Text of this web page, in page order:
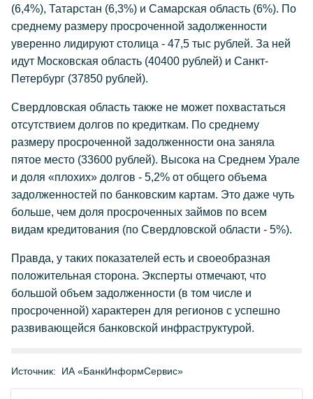
(6,4%), Татарстан (6,3%) и Самарская область (6%). По
среднему размеру просроченной задолженности
уверенно лидируют столица - 47,5 тыс рублей. За ней
идут Московская область (40400 рублей) и Санкт-
Петербург (37850 рублей).
Свердловская область также не может похвастаться
отсутствием долгов по кредиткам. По среднему
размеру просроченной задолженности она заняла
пятое место (33600 рублей). Высока на Среднем Урале
и доля «плохих» долгов - 5,2% от общего объема
задолженностей по банковским картам. Это даже чуть
больше, чем доля просроченных займов по всем
видам кредитования (по Свердловской области - 5%).
Правда, у таких показателей есть и своеобразная
положительная сторона. Эксперты отмечают, что
большой объем задолженности (в том числе и
просроченной) характерен для регионов с успешно
развивающейся банковской инфраструктурой.
Источник: ИА «БанкИнформСервис»